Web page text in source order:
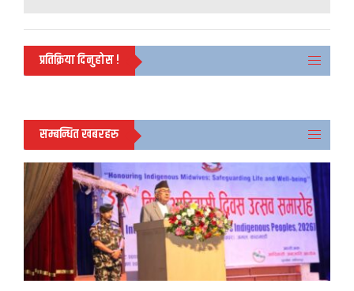
प्रतिक्रिया दिनुहोस !
सम्बन्धित खबरहरु